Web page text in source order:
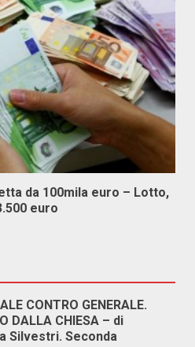
da 100mila euro – Lotto,
euro
CONTRO GENERALE.
DALLA CHIESA – di
Silvestri. Seconda